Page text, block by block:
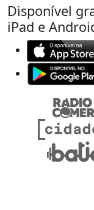
Disponível
iPad e